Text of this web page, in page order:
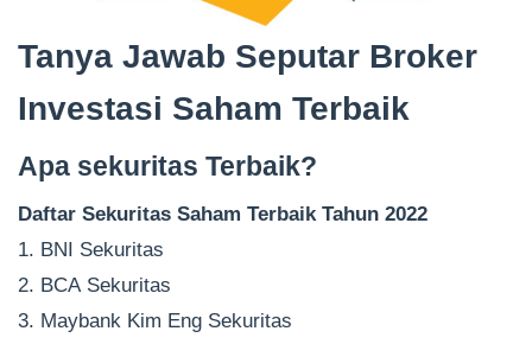
Tanya Jawab Seputar Broker
Investasi Saham Terbaik
Apa sekuritas Terbaik?
Daftar Sekuritas Saham Terbaik Tahun 2022
1. BNI Sekuritas
2. BCA Sekuritas
3. Maybank Kim Eng Sekuritas